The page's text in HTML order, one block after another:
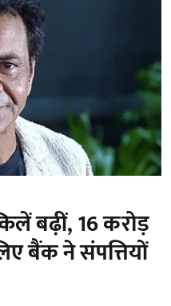
बढ़ीं, 16 करोड़
बैंक ने संपत्तियों